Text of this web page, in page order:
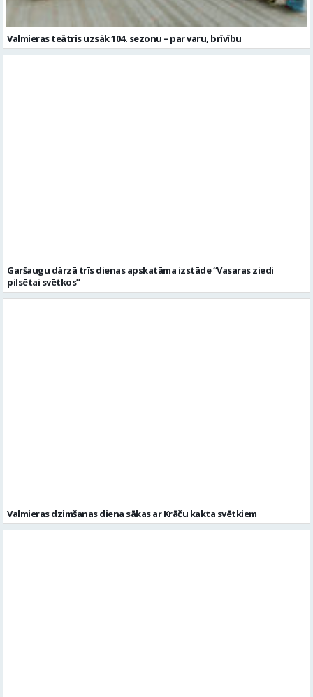
Valmieras teātris uzsāk 104. sezonu – par varu, brīvību
Garšaugu dārzā trīs dienas apskatāma izstāde “Vasaras ziedi
pilsētai svētkos”
Valmieras dzimšanas diena sākas ar Krāču kakta svētkiem